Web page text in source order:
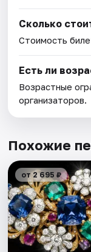
Сколько
Стоимость
Есть ли
Возрастные
организаторов.
Похожие
от 2 695 ₽